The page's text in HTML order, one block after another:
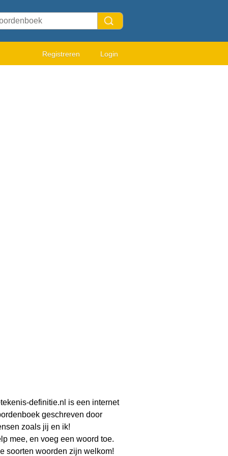
Registreren Login
definitie.nl is een internet
geschreven door
zoals jij en ik!
mee, en voeg een woord toe.
soorten woorden zijn welkom!